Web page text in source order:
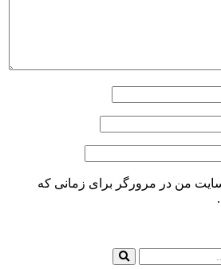
من در مرورگر برای زمانی که